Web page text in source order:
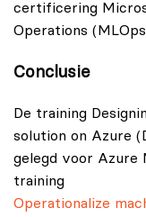
certificering
Operations
Conclusie
De training
solution on Azure
gelegd voor Azure
training
Operationalize